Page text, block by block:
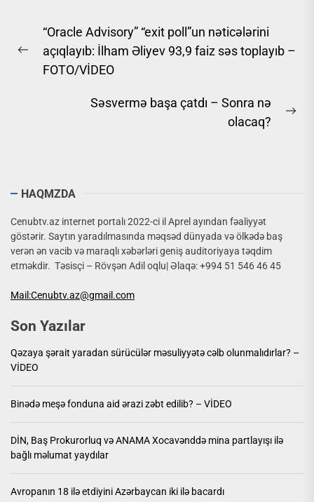
naviqasiyası
Previous
post:
“Oracle Advisory” “exit poll”un nəticələrini
açıqlayıb: İlham Əliyev 93,9 faiz səs toplayıb –
FOTO/VİDEO
Səsvermə başa çatdı – Sonra nə
olacaq?
HAQMZDA
Cenubtv.az internet portalı 2022-ci il Aprel ayından fəaliyyət
göstərir. Saytın yaradılmasında məqsəd dünyada və ölkədə baş
verən ən vacib və maraqlı xəbərləri geniş auditoriyaya təqdim
etməkdir. Təsisçi – Rövşən Adil oqlu| Əlaqə: +994 51 546 46 45
Mail:Cenubtv.az@gmail.com
Son Yazılar
Qəzaya şərait yaradan sürücülər məsuliyyətə cəlb olunmalıdırlar? –
VİDEO
Binədə meşə fonduna aid ərazi zəbt edilib? – VİDEO
DİN, Baş Prokurorluq və ANAMA Xocavənddə mina partlayışı ilə
bağlı məlumat yaydılar
Avropanın 18 ilə etdiyini Azərbaycan iki ilə bacardı